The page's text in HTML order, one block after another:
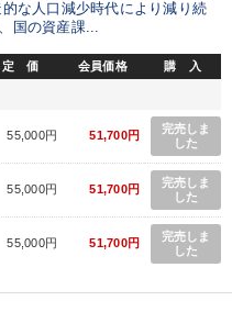
人口減少時代により減り続
国の資産課...
定 価 会員価格 購 入
55,000円 51,700円
完売しま
した
55,000円 51,700円
完売しま
した
55,000円 51,700円
完売しま
した